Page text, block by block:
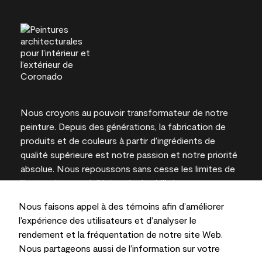
Nous faisons appel à des témoins afin d’améliorer
l’expérience des utilisateurs et d’analyser le
rendement et la fréquentation de notre site Web.
Nous partageons aussi de l’information sur votre
Nous croyons au pouvoir transformateur de notre
peinture. Depuis des générations, la fabrication de
produits et de couleurs à partir d’ingrédients de
qualité supérieure est notre passion et notre priorité
absolue. Nous repoussons sans cesse les limites de
l’innovation et privilégions la durabilité pour
l’expertise locale.